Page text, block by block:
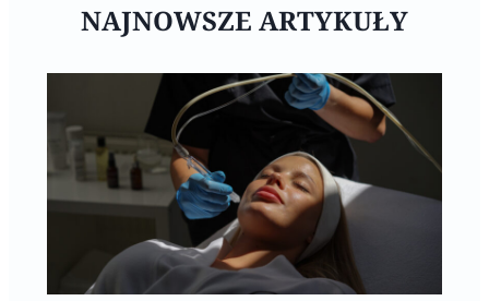
NAJNOWSZE ARTYKUŁY